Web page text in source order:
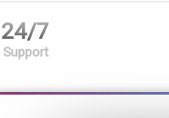
24/7
Support